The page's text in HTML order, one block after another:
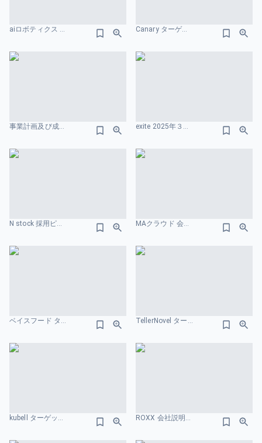
aiロボティクス ターゲット市場のスライドデザイン Canary ターゲット市場のスライドデザイン
事業計画及び成長可能性に関する説明資料 株式会社JMC ターゲット市場のスライドデザイン exite 2025年３⽉期 第２四半期 決算説明資料 ターゲット市場のスライドデザイン
N stock 採用ピッチ資料 ターゲット市場のスライドデザイン MAクラウド 会社紹介資料 ターゲット市場のスライドデザイン
ベイスフード ターゲット市場のスライドデザイン TellerNovel ターゲット市場のスライドデザイン
kubell ターゲット市場のスライドデザイン ROXX 会社説明資料 We are Hiring！ 事業一覧のスライドデザイン